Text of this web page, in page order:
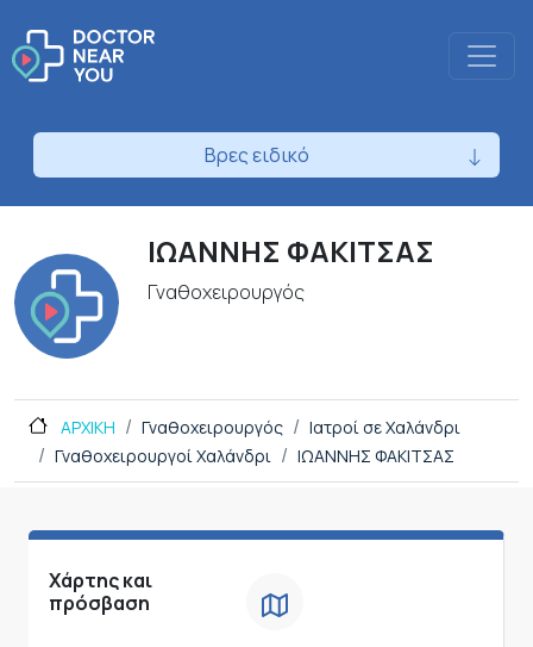
Βρες ειδικό
ΙΩΑΝΝΗΣ ΦΑΚΙΤΣΑΣ
Γναθοχειρουργός
ΑΡΧΙΚΗ Γναθοχειρουργός
Ιατροί σε Χαλάνδρι
Γναθοχειρουργοί Χαλάνδρι
ΙΩΑΝΝΗΣ ΦΑΚΙΤΣΑΣ
Χάρτης και
πρόσβαση